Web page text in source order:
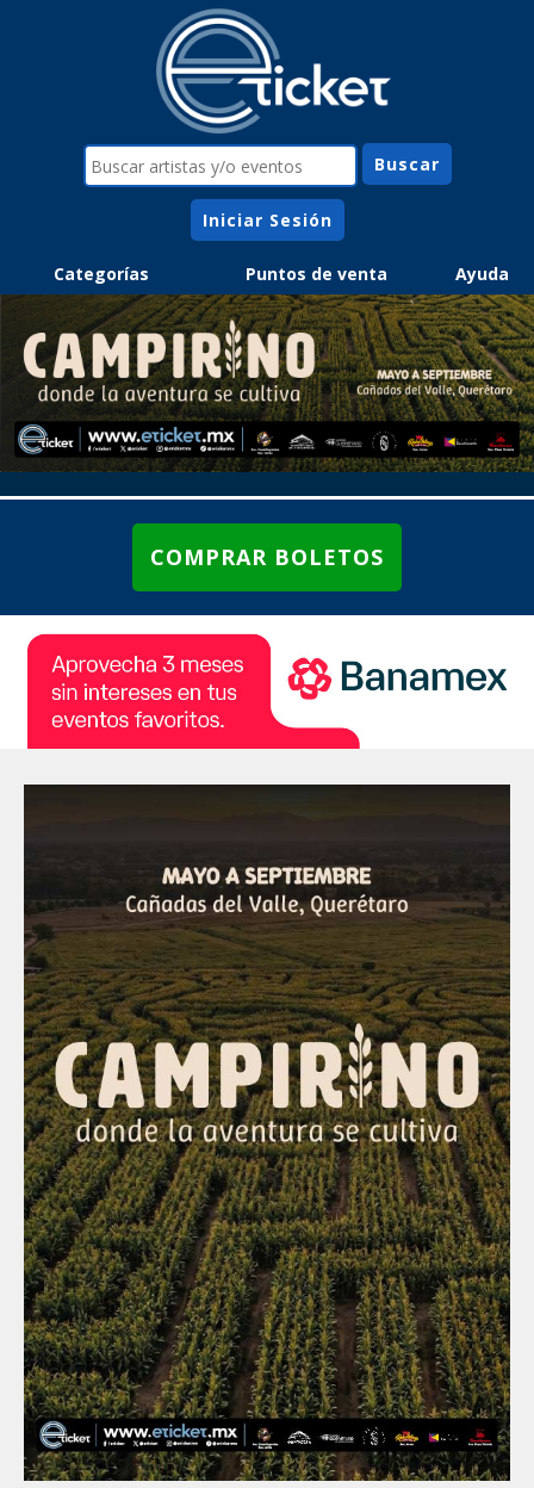
Iniciar Sesión
Categorías Puntos de venta Ayuda
COMPRAR BOLETOS